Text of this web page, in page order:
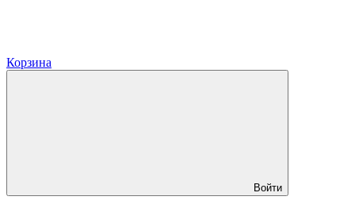
Корзина
Войти